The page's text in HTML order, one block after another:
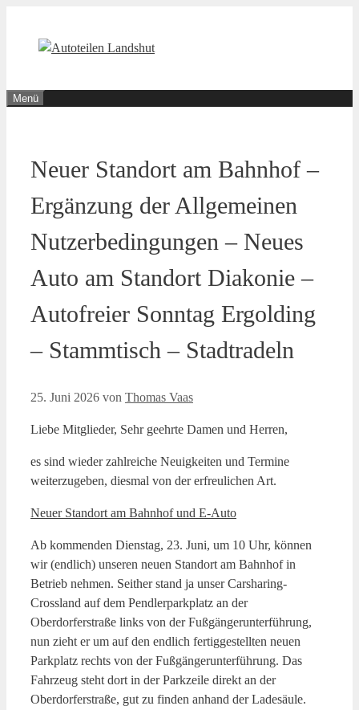
springen
Menü
Neuer Standort am Bahnhof –
Ergänzung der Allgemeinen
Nutzerbedingungen – Neues
Auto am Standort Diakonie –
Autofreier Sonntag Ergolding
– Stammtisch – Stadtradeln
25. Juni 2026 von Thomas Vaas
Liebe Mitglieder, Sehr geehrte Damen und Herren,
es sind wieder zahlreiche Neuigkeiten und Termine
weiterzugeben, diesmal von der erfreulichen Art.
Neuer Standort am Bahnhof und E-Auto
Ab kommenden Dienstag, 23. Juni, um 10 Uhr, können
wir (endlich) unseren neuen Standort am Bahnhof in
Betrieb nehmen. Seither stand ja unser Carsharing-
Crossland auf dem Pendlerparkplatz an der
Oberdorferstraße links von der Fußgängerunterführung,
nun zieht er um auf den endlich fertiggestellten neuen
Parkplatz rechts von der Fußgängerunterführung. Das
Fahrzeug steht dort in der Parkzeile direkt an der
Oberdorferstraße, gut zu finden anhand der Ladesäule.